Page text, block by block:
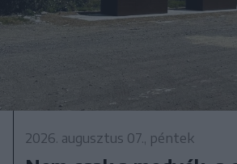
2026. augusztus 07., péntek